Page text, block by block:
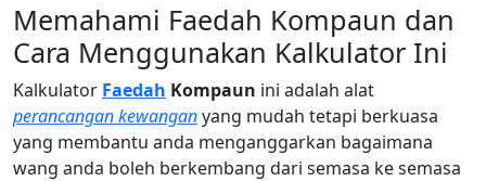
Memahami Faedah Kompaun dan
Cara Menggunakan Kalkulator Ini
Kalkulator Faedah Kompaun ini adalah alat
perancangan kewanganyang mudah tetapi berkuasa
yang membantu anda menganggarkan bagaimana
wang anda boleh berkembang dari semasa ke semasa